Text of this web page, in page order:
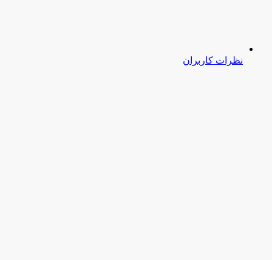
نظرات کاربران